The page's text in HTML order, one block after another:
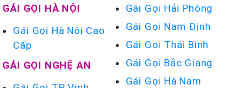
GÁI GỌI HÀ NỘI
Gái Gọi Hà Nội Cao
Cấp
GÁI GỌI NGHỆ AN
Gái Gọi Hải Phòng
Gái Gọi Nam Định
Gái Gọi Thái Bình
Gái Gọi Bắc Giang
Gái Gọi Hà Nam